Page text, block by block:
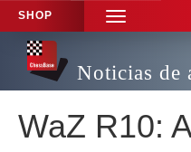
SHOP
TOGGLE
NAVIGATION
Noticias de
WaZ R10: